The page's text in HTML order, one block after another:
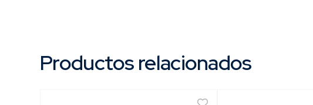
Productos relacionados